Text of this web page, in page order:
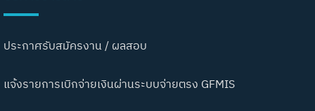
ประกาศรับสมัครงาน / ผลสอบ
แจ้งรายการเบิกจ่ายเงินผ่านระบบจ่ายตรง GFMIS